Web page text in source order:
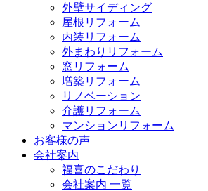
外壁サイディング
屋根リフォーム
内装リフォーム
外まわりリフォーム
窓リフォーム
増築リフォーム
リノベーション
介護リフォーム
マンションリフォーム
お客様の声
会社案内
福喜のこだわり
会社案内 一覧